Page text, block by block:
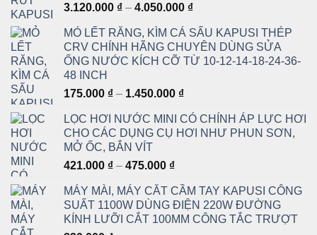
3.120.000 ₫ – 4.050.000 ₫Khoảng
từ
3.120.000 ₫
đến
MỎ LẾT RĂNG, KÌM CÁ SẤU KAPUSI THÉP
CRV CHÍNH HÃNG CHUYÊN DÙNG SỬA
ỐNG NƯỚC KÍCH CỠ TỪ 10-12-14-18-24-36-
48 INCH
175.000 ₫ – 1.450.000 ₫Khoảng
từ
175.000 ₫
LỌC HƠI NƯỚC MINI CÓ CHỈNH ÁP LỰC HƠI
CHO CÁC DỤNG CỤ HƠI NHƯ PHUN SƠN,
MỞ ỐC, BẮN VÍT
421.000 ₫ – 475.000 ₫Khoảng
từ
421.000 ₫
đến
MÁY MÀI, MÁY CẮT CẦM TAY KAPUSI CÔNG
SUẤT 1100W DÙNG ĐIỆN 220W ĐƯỜNG
KÍNH LƯỠI CẮT 100MM CÔNG TẮC TRƯỢT